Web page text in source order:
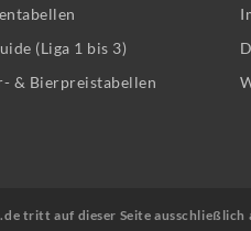
(Liga 1 bis 3)
& Bierpreistabellen
tritt auf dieser Seite